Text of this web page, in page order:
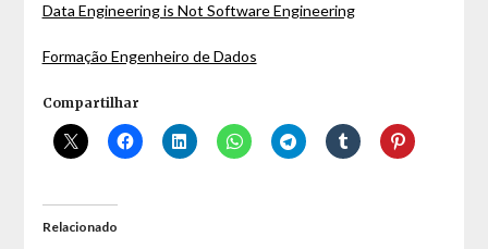
Data Engineering is Not Software Engineering
Formação Engenheiro de Dados
Compartilhar
Relacionado